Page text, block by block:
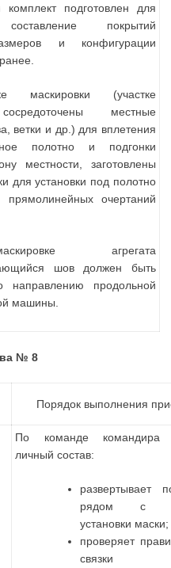
комплект подготовлен для
покрытий
и конфигурации
маскировки (участке
местные
ветки и др.) для вплетения
полотно и подгонки
местности, заготовлены
для установки под полотно
прямолинейных очертаний
агрегата
шов должен быть
направлению продольной
машины.
№ 8
Порядок выполнения
По команде командира
личный состав:
развертывает
рядом с
установки маски;
проверяет
связки